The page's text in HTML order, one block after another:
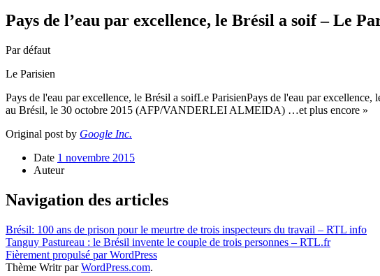
Pays de l’eau par excellence, le Brésil a soif – Le
Par défaut
Le Parisien
Pays de l'eau par excellence, le Brésil a soifLe ParisienPays de l'eau par
au Brésil, le 30 octobre 2015 (AFP/VANDERLEI ALMEIDA) …et plus encore »
Original post by Google Inc.
Date 1 novembre 2015
Auteur
Navigation des articles
Brésil: 100 ans de prison pour le meurtre de trois inspecteurs du travail – RTL info
Tanguy Pastureau : le Brésil invente le couple de trois personnes – RTL.fr
Fièrement propulsé par WordPress
Thème Writr parWordPress.com.